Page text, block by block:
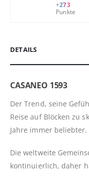
+273
Punkte
DETAILS
CASANEO 1593
Der Trend, seine
Reise auf Blöcken zu
Jahre immer beliebter.
Die weltweite
kontinuierlich, daher